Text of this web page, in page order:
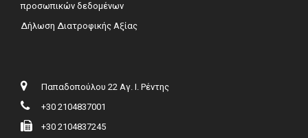
προσωπικών δεδομένων
Δήλωση Διατροφικής Αξίας
Παπαδοπούλου 22 Αγ. Ι. Ρέντης
+30 2104837001
+30 2104837245